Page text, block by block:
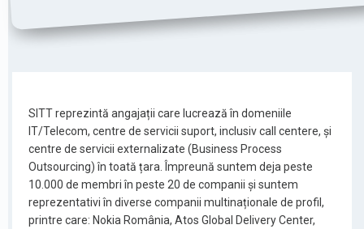
SITT reprezintă angajații care lucrează în domeniile
IT/Telecom, centre de servicii suport, inclusiv call centere, și
centre de servicii externalizate (Business Process
Outsourcing) în toată țara. Împreună suntem deja peste
10.000 de membri în peste 20 de companii și suntem
reprezentativi în diverse companii multinaționale de profil,
printre care: Nokia România, Atos Global Delivery Center,